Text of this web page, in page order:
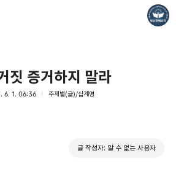
짓 증거하지 말라
6. 1. 06:36 주제별(글)/십계명
글 작성자: 알 수 없는 사용자
Pastor. Yoon